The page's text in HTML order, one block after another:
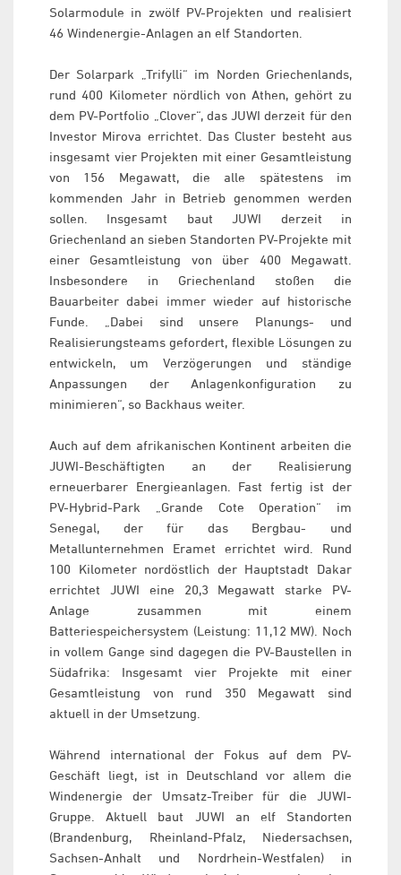
Solarmodule in zwölf PV-Projekten und realisiert
46 Windenergie-Anlagen an elf Standorten.
Der Solarpark „Trifylli“ im Norden Griechenlands,
rund 400 Kilometer nördlich von Athen, gehört zu
dem PV-Portfolio „Clover“, das JUWI derzeit für den
Investor Mirova errichtet. Das Cluster besteht aus
insgesamt vier Projekten mit einer Gesamtleistung
von 156 Megawatt, die alle spätestens im
kommenden Jahr in Betrieb genommen werden
sollen. Insgesamt baut JUWI derzeit in
Griechenland an sieben Standorten PV-Projekte mit
einer Gesamtleistung von über 400 Megawatt.
Insbesondere in Griechenland stoßen die
Bauarbeiter dabei immer wieder auf historische
Funde. „Dabei sind unsere Planungs- und
Realisierungsteams gefordert, flexible Lösungen zu
entwickeln, um Verzögerungen und ständige
Anpassungen der Anlagenkonfiguration zu
minimieren“, so Backhaus weiter.
Auch auf dem afrikanischen Kontinent arbeiten die
JUWI-Beschäftigten an der Realisierung
erneuerbarer Energieanlagen. Fast fertig ist der
PV-Hybrid-Park „Grande Cote Operation“ im
Senegal, der für das Bergbau- und
Metallunternehmen Eramet errichtet wird. Rund
100 Kilometer nordöstlich der Hauptstadt Dakar
errichtet JUWI eine 20,3 Megawatt starke PV-
Anlage zusammen mit einem
Batteriespeichersystem (Leistung: 11,12 MW). Noch
in vollem Gange sind dagegen die PV-Baustellen in
Südafrika: Insgesamt vier Projekte mit einer
Gesamtleistung von rund 350 Megawatt sind
aktuell in der Umsetzung.
Während international der Fokus auf dem PV-
Geschäft liegt, ist in Deutschland vor allem die
Windenergie der Umsatz-Treiber für die JUWI-
Gruppe. Aktuell baut JUWI an elf Standorten
(Brandenburg, Rheinland-Pfalz, Niedersachsen,
Sachsen-Anhalt und Nordrhein-Westfalen) in